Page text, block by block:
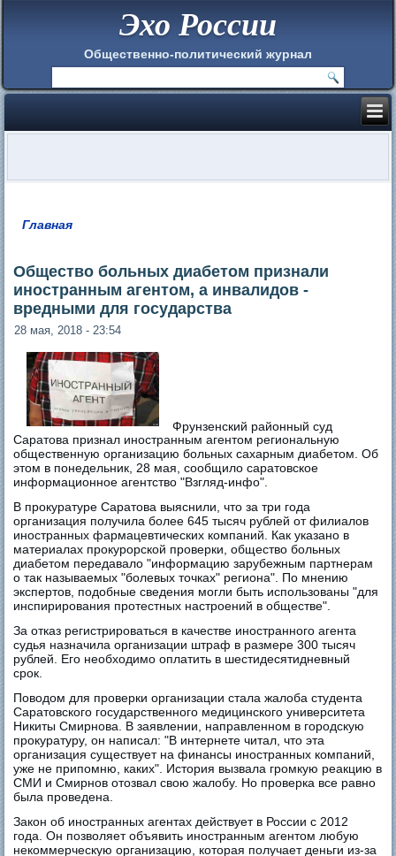
Эхо России
Общественно-политический журнал
Главная
Общество больных диабетом признали
иностранным агентом, а инвалидов -
вредными для государства
28 мая, 2018 - 23:54
Фрунзенский районный суд
Саратова признал иностранным агентом региональную
общественную организацию больных сахарным диабетом. Об
этом в понедельник, 28 мая, сообщило саратовское
информационное агентство "Взгляд-инфо".
В прокуратуре Саратова выяснили, что за три года
организация получила более 645 тысяч рублей от филиалов
иностранных фармацевтических компаний. Как указано в
материалах прокурорской проверки, общество больных
диабетом передавало "информацию зарубежным партнерам
о так называемых "болевых точках" региона". По мнению
экспертов, подобные сведения могли быть использованы "для
инспирирования протестных настроений в обществе".
За отказ регистрироваться в качестве иностранного агента
судья назначила организации штраф в размере 300 тысяч
рублей. Его необходимо оплатить в шестидесятидневный
срок.
Поводом для проверки организации стала жалоба студента
Саратовского государственного медицинского университета
Никиты Смирнова. В заявлении, направленном в городскую
прокуратуру, он написал: "В интернете читал, что эта
организация существует на финансы иностранных компаний,
уже не припомню, каких". История вызвала громкую реакцию в
СМИ и Смирнов отозвал свою жалобу. Но проверка все равно
была проведена.
Закон об иностранных агентах действует в России с 2012
года. Он позволяет объявить иностранным агентом любую
некоммерческую организацию, которая получает деньги из-за